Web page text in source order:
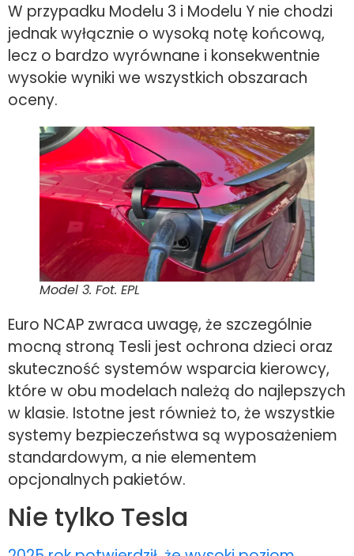
W przypadku Modelu 3 i Modelu Y nie chodzi
jednak wyłącznie o wysoką notę końcową,
lecz o bardzo wyrównane i konsekwentnie
wysokie wyniki we wszystkich obszarach
oceny.
Model 3. Fot. EPL
Euro NCAP zwraca uwagę, że szczególnie
mocną stroną Tesli jest ochrona dzieci oraz
skuteczność systemów wsparcia kierowcy,
które w obu modelach należą do najlepszych
w klasie. Istotne jest również to, że wszystkie
systemy bezpieczeństwa są wyposażeniem
standardowym, a nie elementem
opcjonalnych pakietów.
Nie tylko Tesla